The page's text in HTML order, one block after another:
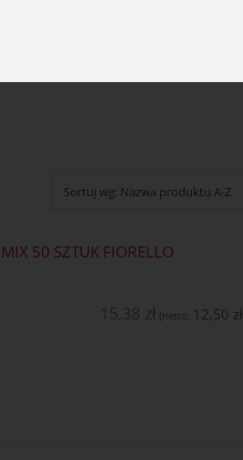
Sortuj wg: Nazwa produktu A-Z
50 SZTUK FIORELLO
(netto: 12,50 zł